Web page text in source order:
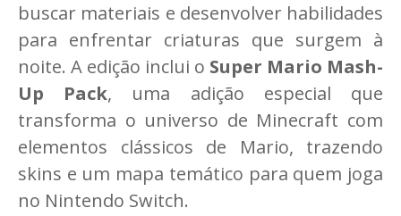
buscar materiais e desenvolver habilidades
para enfrentar criaturas que surgem à
noite. A edição inclui o Super Mario Mash-
Up Pack, uma adição especial que
transforma o universo de Minecraft com
elementos clássicos de Mario, trazendo
skins e um mapa temático para quem joga
no Nintendo Switch.